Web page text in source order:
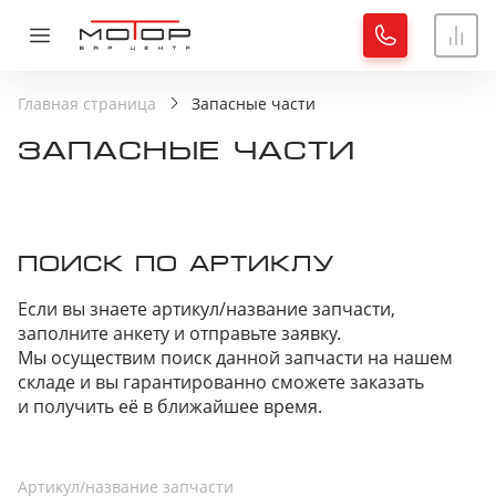
Главная страница Запасные части
ЗАПАСНЫЕ ЧАСТИ
ПОИСК ПО АРТИКЛУ
Если вы знаете артикул/название запчасти,
заполните анкету и отправьте заявку.
Мы осуществим поиск данной запчасти на нашем
складе и вы гарантированно сможете заказать
и получить её в ближайшее время.
Артикул/название запчасти
ОБРАТНАЯ СВЯЗЬ
Телефон
отправить заявку
Нажимая кнопку «Отправить заявку», Вы даете
согласие на обработкуперсональных данных
ШАГ 1: ВЫБЕРИТЕ МАРКУ
МОДЕЛИ
СПАСИБО!
Ваша заявка принята, специалист свяжется с вами.